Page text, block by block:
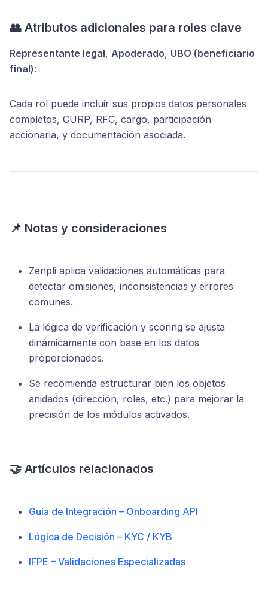
👥 Atributos adicionales para roles clave
Representante legal, Apoderado, UBO (beneficiario
final):
Cada rol puede incluir sus propios datos personales
completos, CURP, RFC, cargo, participación
accionaria, y documentación asociada.
📌 Notas y consideraciones
Zenpli aplica validaciones automáticas para
detectar omisiones, inconsistencias y errores
comunes.
La lógica de verificación y scoring se ajusta
dinámicamente con base en los datos
proporcionados.
Se recomienda estructurar bien los objetos
anidados (dirección, roles, etc.) para mejorar la
precisión de los módulos activados.
🤝 Artículos relacionados
Guía de Integración – Onboarding API
Lógica de Decisión – KYC / KYB
IFPE – Validaciones Especializadas